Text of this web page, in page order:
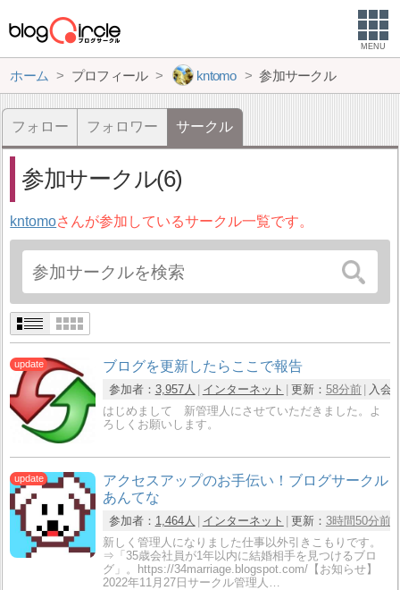
MENU
ホーム プロフィール kntomo 参加サークル
フォロー フォロワー サークル
参加サークル(6)
kntomoさんが参加しているサークル一覧です。
ブログを更新したらここで報告
参加者： 3,957人 インターネット 更新： 58分前
入会
はじめまして 新管理人にさせていただきました。よ
ろしくお願いします。
アクセスアップのお手伝い！ブログサークル
あんてな
参加者： 1,464人 インターネット 更新： 3時間50分前
新しく管理人になりました仕事以外引きこもりです。
⇒「35歳会社員が1年以内に結婚相手を見つけるブロ
グ」。https://34marriage.blogspot.com/【お知らせ】
2022年11月27日サークル管理人…